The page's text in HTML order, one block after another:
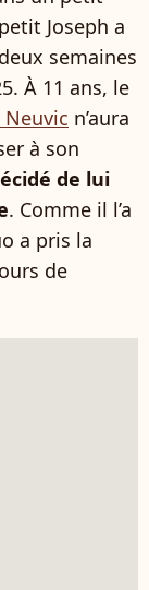
Joseph a
semaines
À 11 ans, le
n’aura
à son
de lui
. Comme il l’a
a pris la
de